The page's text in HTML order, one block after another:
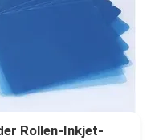
Rollen-Inkjet-